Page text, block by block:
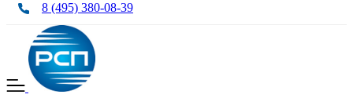
8 (495) 380-08-39